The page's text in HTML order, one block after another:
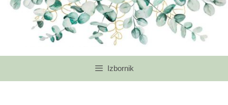
Izbornik